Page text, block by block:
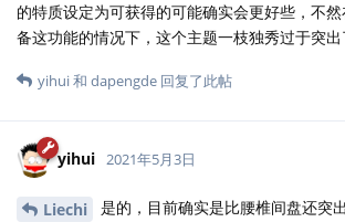
的特质设定为可获得的可能确实会更好些，不
备这功能的情况下，这个主题一枝独秀过于突出
yihui和 dapengde 回复了此帖
yihui 2021年5月3日
Liechi 是的，目前确实是比腰椎间盘还突